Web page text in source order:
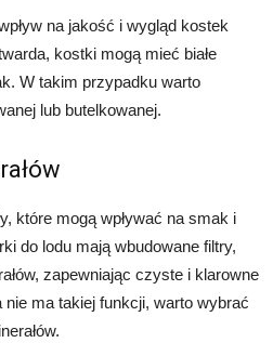
na jakość i wygląd kostek
kostki mogą mieć białe
W takim przypadku warto
lub butelkowanej.
które mogą wpływać na smak i
do lodu mają wbudowane filtry,
zapewniając czyste i klarowne
ma takiej funkcji, warto wybrać